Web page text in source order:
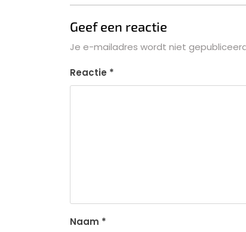
Geef een reactie
Je e-mailadres wordt niet
Reactie *
Naam *